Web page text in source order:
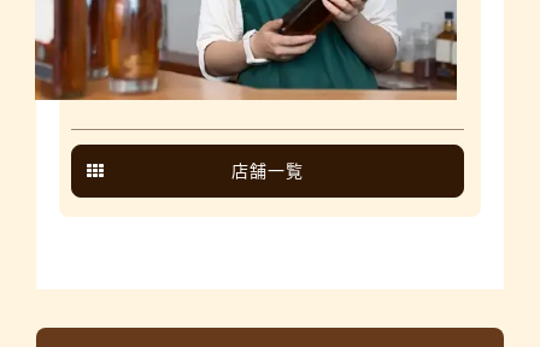
店舗一覧